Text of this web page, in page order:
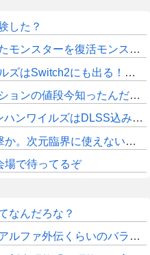
した？
復活モンスターと呼ぶのはやめよう
👈こいつにかけたい言葉ｗｗｗｗｗｗｗｗｗ
ったんだけどやっっっっっっすwwwww
ズはDLSS込みで最大1440p動作」
ない時点で闘気活性以下のスキルだわ
場で待ってるぞ
なんだろな？
クトも最終的にはコアブースターで雑魚は一撃で倒せてたけどね